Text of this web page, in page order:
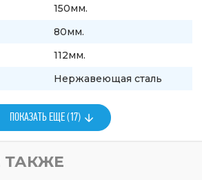
150мм.
80мм.
112мм.
Нержавеющая сталь
ПОКАЗАТЬ ЕЩЕ (17)
ТАКЖЕ